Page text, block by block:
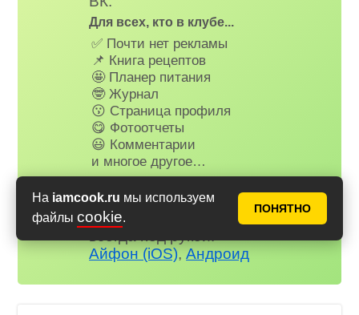
На iamcook.ru мы используем
файлы cookie.
ПОНЯТНО
Для всех, кто в клубе...
✅ Почти нет рекламы
📌 Книга рецептов
🤩 Планер питания
🤓 Журнал
😗 Страница профиля
😋 Фотоотчеты
😃 Комментарии
и многое другое…
веб-приложение на телефон,
рецепты и сервисы Аймкук будут
Айфон (iOS),Андроид